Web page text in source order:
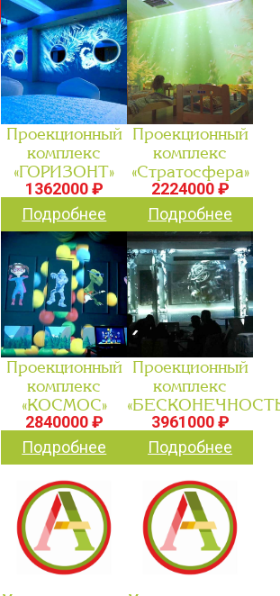
Проекционный
комплекс
«ГОРИЗОНТ»
1362000 ₽
Подробнее
Проекционный
комплекс
«Стратосфера»
2224000 ₽
Подробнее
Проекционный
комплекс
«КОСМОС»
2840000 ₽
Подробнее
Проекционный
комплекс
3961000 ₽
Подробнее